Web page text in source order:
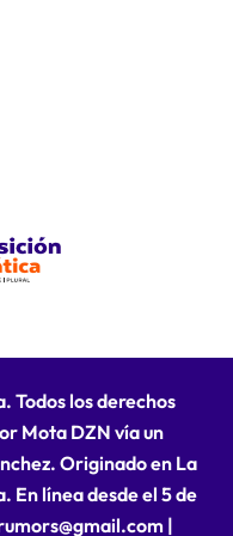
Todos los derechos
Mota DZN vía un
Originado en La
En línea desde el 5 de
|